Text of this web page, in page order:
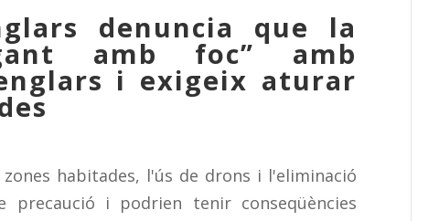
denuncia que la
amb foc” amb
i exigeix aturar
habitades, l'ús de drons i l'eliminació
precaució i podrien tenir conseqüències